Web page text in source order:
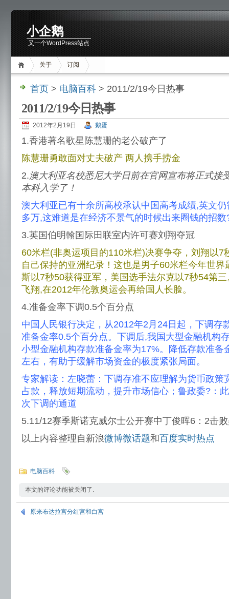
小企鹅
又一个WordPress站点
关于 订阅
首页 > 电脑百科 > 2011/2/19今日热事
2011/2/19今日热事
2012年2月19日 鹅蛋
1.香港著名歌星陈慧珊的老公破产了
陈慧珊勇敢面对丈夫破产 两人携手捞金
2.澳大利亚名校悉尼大学日前在官网宣布将正式接
本科入学了！
澳大利亚已有十余所高校承认中国高考成绩,英文
多万,这难道是在经济不景气的时候出来圈钱的招数
3.英国伯明翰国际田联室内许可赛刘翔夺冠
60米栏(非奥运项目的110米栏)决赛争夺，刘翔以7
自己保持的亚洲纪录！这也是男子60米栏今年世
斯以7秒50获得亚军，美国选手法尔克以7秒54第
飞翔,在2012年伦敦奥运会再给国人长脸。
4.准备金率下调0.5个百分点
中国人民银行决定，从2012年2月24日起，下调存
准备金率0.5个百分点。下调后,我国大型金融机构
小型金融机构存款准备金率为17%。降低存款准备
左右，有助于缓解市场资金的极度紧张局面。
专家解读：左晓蕾：下调存准不应理解为货币政策
占款，释放短期流动，提升市场信心；鲁政委?：
次下调的通道
5.11/12赛季斯诺克威尔士公开赛中丁俊晖6：2击
以上内容整理自新浪微博微话题和百度实时热点
电脑百科
本文的评论功能被关闭了.
原来布达拉宫分红宫和白宫